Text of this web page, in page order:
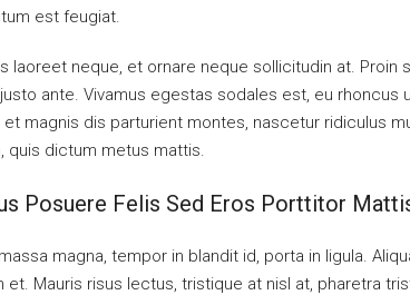
est feugiat.
laoreet neque, et ornare neque sollicitudin at. Proin
ante. Vivamus egestas sodales est, eu rhoncus
et magnis dis parturient montes, nascetur ridiculus
quis dictum metus mattis.
Posuere Felis Sed Eros Porttitor
magna, tempor in blandit id, porta in ligula.
et. Mauris risus lectus, tristique at nisl at, pharetra